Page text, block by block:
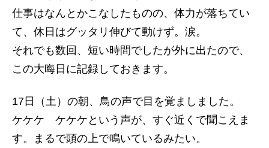
仕事はなんとかこなしたものの、体力が落ちてい
て、休日はグッタリ伸びて動けず。涙。
それでも数回、短い時間でしたが外に出たので、
この大晦日に記録しておきます。
17日（土）の朝、鳥の声で目を覚ましました。
ケケケ ケケケという声が、すぐ近くで聞こえま
す。まるで頭の上で鳴いているみたい。